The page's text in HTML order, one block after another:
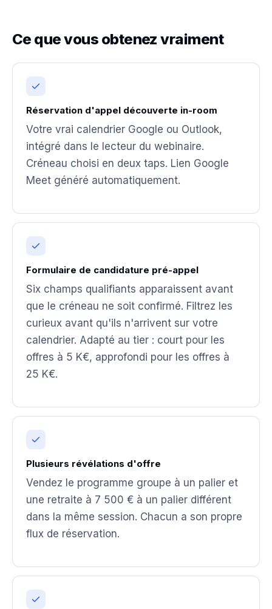
Ce que vous obtenez vraiment
Réservation d'appel découverte in-room
Votre vrai calendrier Google ou Outlook,
intégré dans le lecteur du webinaire.
Créneau choisi en deux taps. Lien Google
Meet généré automatiquement.
Formulaire de candidature pré-appel
Six champs qualifiants apparaissent avant
que le créneau ne soit confirmé. Filtrez les
curieux avant qu'ils n'arrivent sur votre
calendrier. Adapté au tier : court pour les
offres à 5 K€, approfondi pour les offres à
25 K€.
Plusieurs révélations d'offre
Vendez le programme groupe à un palier et
une retraite à 7 500 € à un palier différent
dans la même session. Chacun a son propre
flux de réservation.